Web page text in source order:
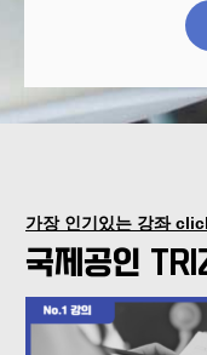
가장 인기있는 강좌
국제공인